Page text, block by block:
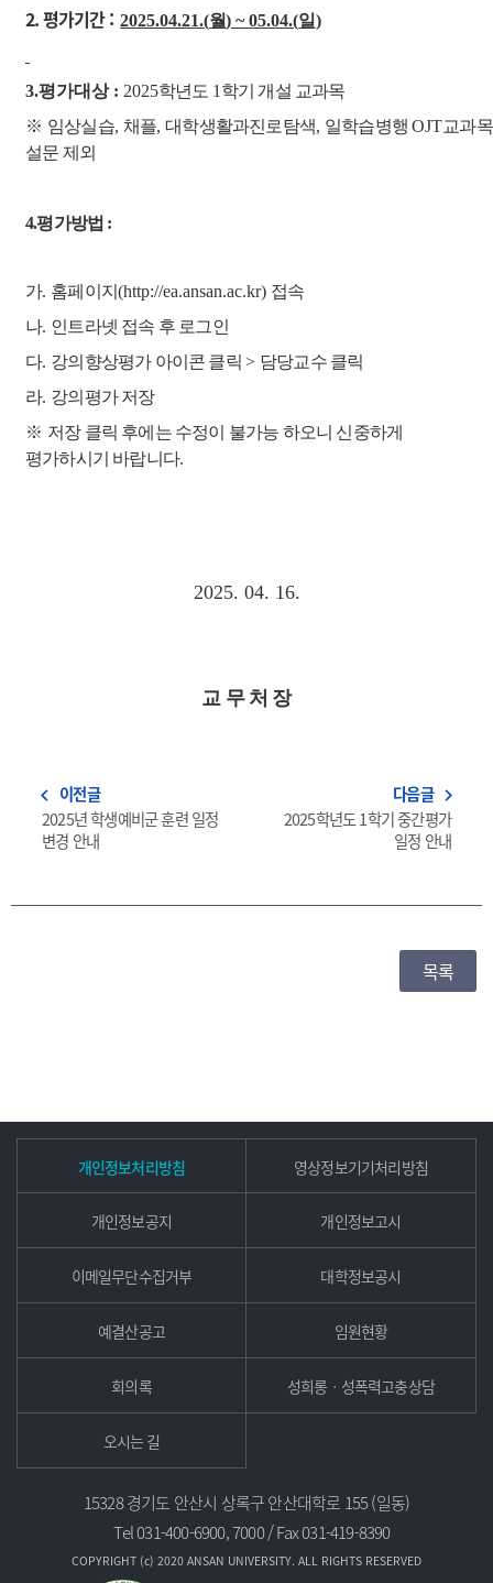
2. 평가기간 : 2025.04.21.(월) ~ 05.04.(일)
3.평가대상 : 2025학년도 1 학기 개설 교과목
※ 임상실습, 채플,대학생활과진로탐색, 일학습병행OJT교과목
설문 제외
4.평가방법 :
가. 홈페이지(http://ea.ansan.ac.kr) 접속
나. 인트라넷 접속 후 로그인
다. 강의향상평가 아이콘 클릭> 담당교수 클릭
라. 강의평가 저장
※ 저장 클릭 후에는 수정이 불가능 하오니 신중하게
평가하시기 바랍니다.
2025. 04. 16.
교 무 처 장
navigate_before 이전글
2025년 학생예비군 훈련 일정
변경 안내
다음글 navigate_next
2025학년도 1학기 중간평가
일정 안내
목록
개인정보처리방침 영상정보기기처리방침
개인정보공지 개인정보고시
이메일무단수집거부 대학정보공시
예결산공고 임원현황
회의록 성희롱ㆍ성폭력고충상담
오시는 길
15328 경기도 안산시 상록구 안산대학로 155 (일동)
Tel 031-400-6900, 7000 / Fax 031-419-8390
COPYRIGHT (c) 2020 ANSAN UNIVERSITY. ALL RIGHTS RESERVED